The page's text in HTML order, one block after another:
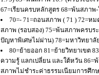
67=เรียนครบหลักสูตร 68=พ้นสภา
70=- 71=ถอนสภาพ ( 71 ) 72=
สภาพ (รอบสอง) 75=พ้นสภาพครบ
ปัญหาพิเศษไม่ผ่าน) 78=มหาวิทยา
80=ย้ายออก 81=ย้ายวิทยาเขต
ความรู้ แลกเปลี่ยน และใต้หวัน
สภาพไม่ชำระค่าธรรมเนียมการศึก